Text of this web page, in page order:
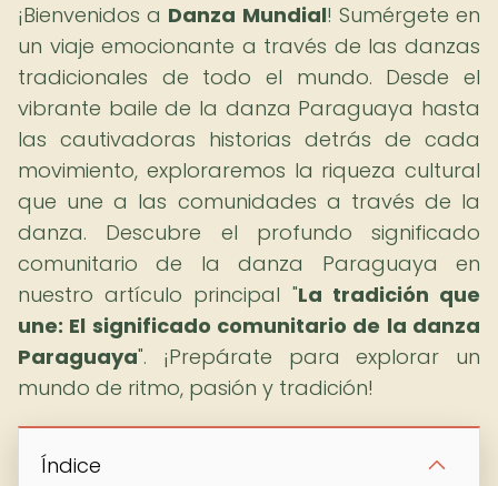
¡Bienvenidos a Danza Mundial! Sumérgete en
un viaje emocionante a través de las danzas
tradicionales de todo el mundo. Desde el
vibrante baile de la danza Paraguaya hasta
las cautivadoras historias detrás de cada
movimiento, exploraremos la riqueza cultural
que une a las comunidades a través de la
danza. Descubre el profundo significado
comunitario de la danza Paraguaya en
nuestro artículo principal "La tradición que
une: El significado comunitario de la danza
Paraguaya". ¡Prepárate para explorar un
mundo de ritmo, pasión y tradición!
Índice